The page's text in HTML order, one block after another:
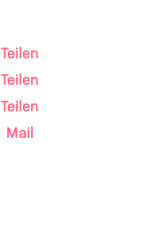
Teilen
Teilen
Teilen
Mail